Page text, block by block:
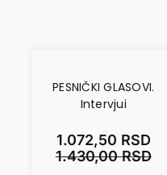
PESNIČKI GLASOVI.
Intervjui
1.430,00RSD
1.072,50 RSD